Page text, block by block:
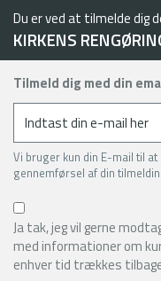
Du er ved at tilmelde dig
KIRKENS
Tilmeld dig med din
Vi bruger kun din E-mail til
gennemførsel af din
Ja tak, jeg vil gerne
med informationer om
enhver tid trækkes